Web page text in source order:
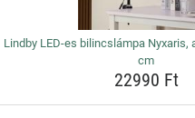
Lindby LED-es bilincslámpa Nyxaris,
cm
22990 Ft